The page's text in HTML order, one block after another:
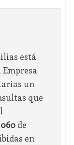
está
un
que
de
en